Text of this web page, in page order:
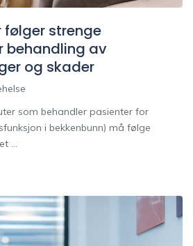
følger strenge
behandling av
og skader
som behandler pasienter for
i bekkenbunn) må følge
...